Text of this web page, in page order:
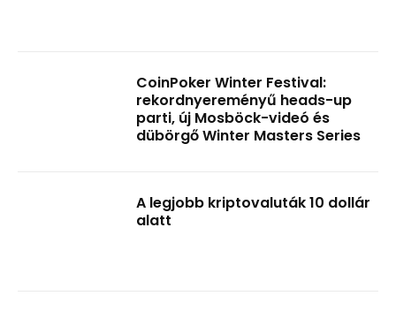
CoinPoker Winter Festival:
rekordnyereményű heads-up
parti, új Mosböck-videó és
dübörgő Winter Masters Series
A legjobb kriptovaluták 10 dollár
alatt